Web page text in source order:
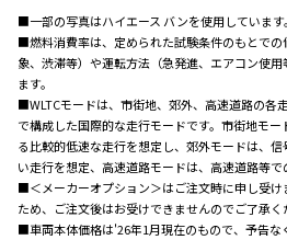
■一部の写真はハイエース バンを使用しています。
■燃料消費率は、定められた試験条件のもとでの
象、渋滞等）や運転方法（急発進、エアコン使
ます。
■WLTCモードは、市街地、郊外、高速道路の各
で構成した国際的な走行モードです。市街地モ
る比較的低速な走行を想定し、郊外モードは、
い走行を想定、高速道路モードは、高速道路等で
■＜メーカーオプション＞はご注文時に申し受け
ため、ご注文後はお受けできませんのでご了承く
■車両本体価格は'26年1月現在のもので、予告な